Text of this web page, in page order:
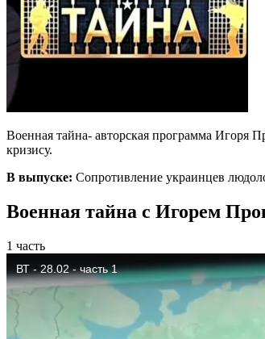
Военная тайна- авторская программа Игоря
кризису.
В выпуске: Сопротивление украинцев
Военная тайна с Игорем
1 часть